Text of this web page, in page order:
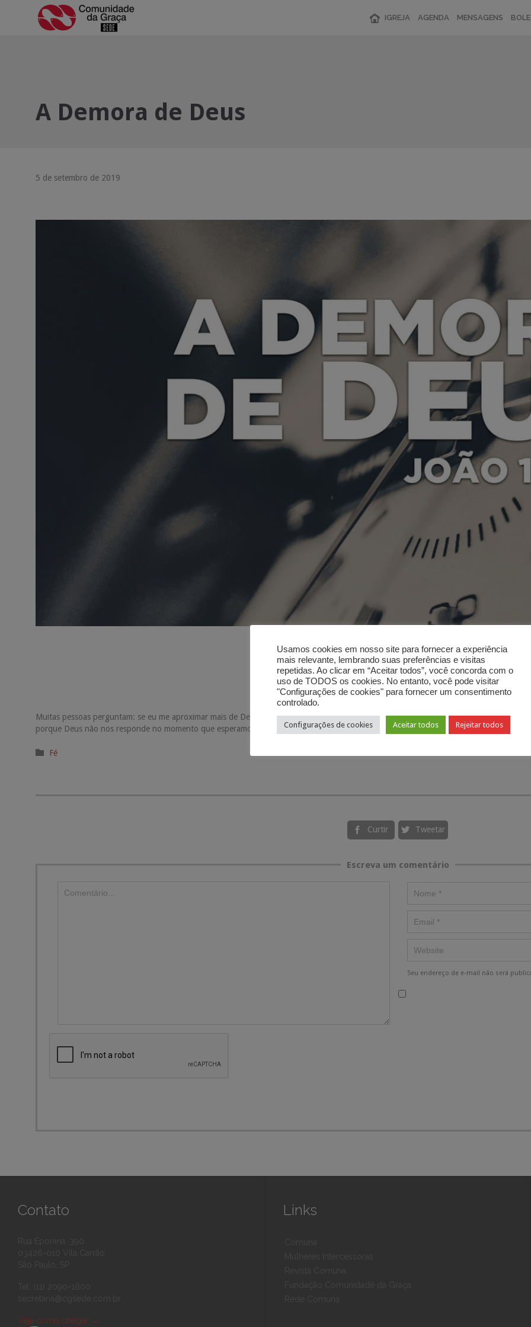
IGREJA AGENDA MENSAGENS
A Demora de Deus
5 de setembro de 2019
  
Muitas pessoas perguntam: se eu me aproximar mais de Deus meu sofrimento irá acabar? Jesus disse que neste mundo teremos
porque Deus não nos responde no momento que esperamos? Ouça essa mensagem e seja abençoado!
 Categoria
Fé
 Curtir  Tweetar
Escreva um comentário
Seu endereço de e-mail não será
Contato
Veja como chegar →
Links
Usamos cookies em nosso site para fornecer a experiência
mais relevante, lembrando suas preferências e visitas
repetidas. Ao clicar em “Aceitar todos”, você concorda com o
uso de TODOS os cookies. No entanto, você pode visitar
"Configurações de cookies" para fornecer um consentimento
controlado.
Configurações de cookies Aceitar todos Rejeitar todos